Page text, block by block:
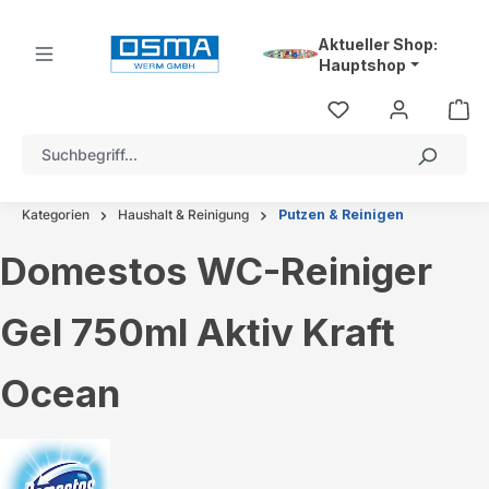
Aktueller Shop:
Hauptshop
Kategorien Haushalt & Reinigung Putzen & Reinigen
Domestos WC-Reiniger
Gel 750ml Aktiv Kraft
Ocean